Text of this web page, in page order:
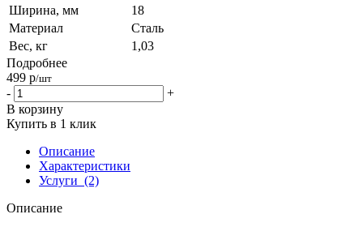
Ширина, мм
18
Материал
Сталь
Вес, кг
1,03
Подробнее
499 р/шт
-
+
В корзину
Купить в 1 клик
Описание
Характеристики
Услуги (2)
Описание